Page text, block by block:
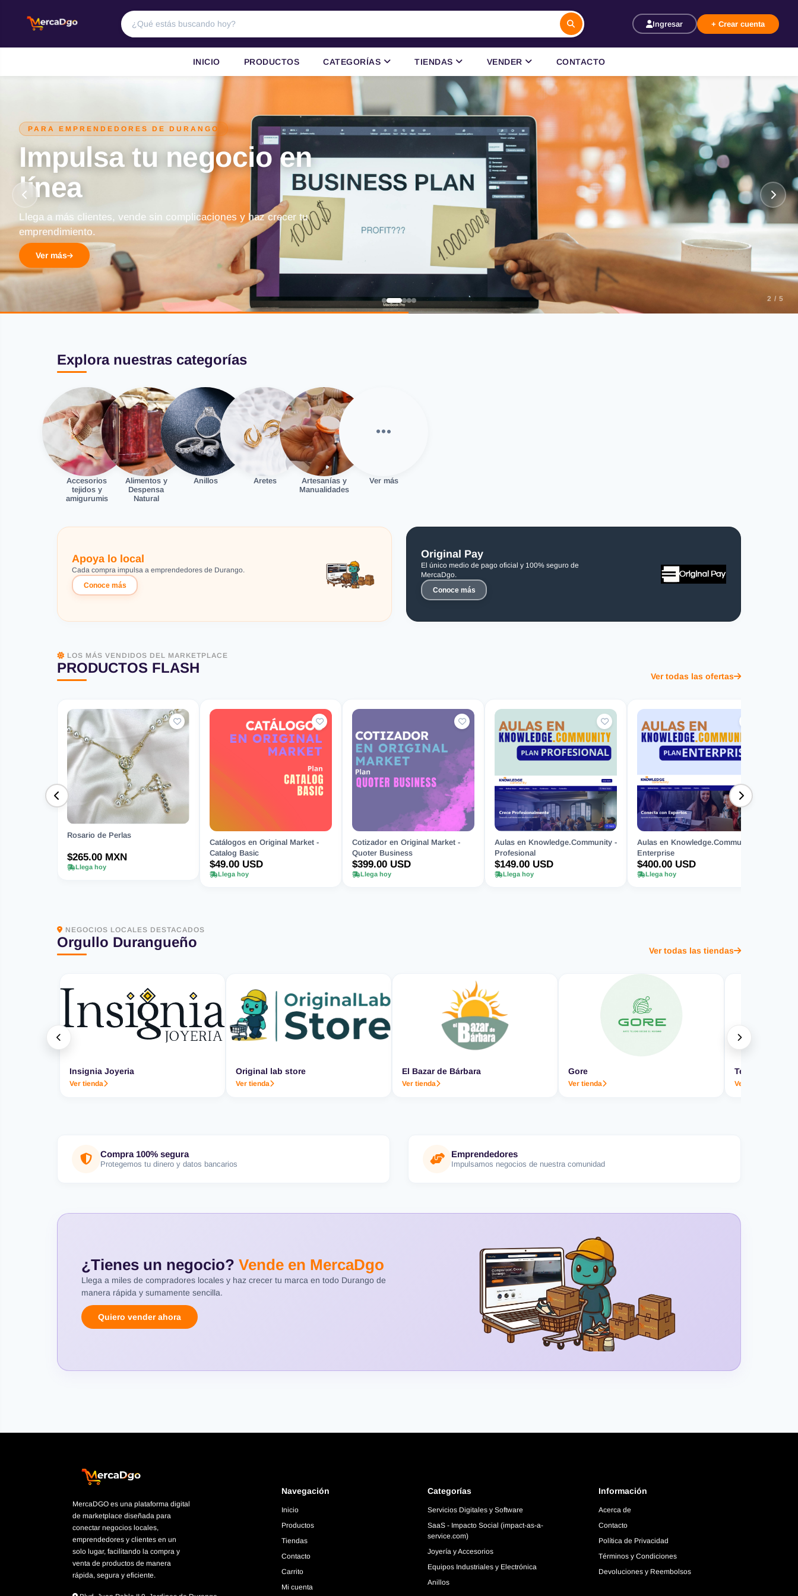
Ingresar + Crear cuenta
INICIO PRODUCTOS CATEGORÍAS TIENDAS VENDER CONTACTO
PARA EMPRENDEDORES DE DURANGO
Impulsa tu negocio en
línea
Llega a más clientes, vende sin complicaciones y haz crecer tu
emprendimiento.
Ver más
2 / 5
Explora nuestras categorías
Accesorios
tejidos y
amigurumis
Alimentos y
Despensa
Natural
Anillos Aretes
Artesanías y
Manualidades
Ver más
Apoya lo local
Cada compra impulsa a emprendedores de Durango.
Conoce más
Original Pay
El único medio de pago oficial y 100% seguro de
MercaDgo.
Conoce más
LOS MÁS VENDIDOS DEL MARKETPLACE
PRODUCTOS FLASH
Ver todas las ofertas
Rosario de Perlas
$265.00 MXN
Llega hoy
Catálogos en Original Market -
Catalog Basic
$49.00 USD
Llega hoy
Cotizador en Original Market -
Quoter Business
$399.00 USD
Llega hoy
Aulas en Knowledge.Community -
Profesional
$149.00 USD
Llega hoy
Aulas en Knowledge.Community -
Enterprise
$400.00 USD
Llega hoy
NEGOCIOS LOCALES DESTACADOS
Orgullo Durangueño
Ver todas las tiendas
Insignia Joyeria
Ver tienda
Original lab store
Ver tienda
El Bazar de Bárbara
Ver tienda
Gore
Ver tienda
Termo & Co.
Ver tienda
Compra 100% segura
Protegemos tu dinero y datos bancarios
Emprendedores
Impulsamos negocios de nuestra comunidad
¿Tienes un negocio? Vende en MercaDgo
Llega a miles de compradores locales y haz crecer tu marca en todo Durango de
manera rápida y sumamente sencilla.
Quiero vender ahora
MercaDGO es una plataforma digital
de marketplace diseñada para
conectar negocios locales,
emprendedores y clientes en un
solo lugar, facilitando la compra y
venta de productos de manera
rápida, segura y eficiente.
Navegación
Inicio
Productos
Tiendas
Contacto
Carrito
Mi cuenta
Categorías
Servicios Digitales y Software
SaaS - Impacto Social (impact-as-a-
service.com)
Joyería y Accesorios
Equipos Industriales y Electrónica
Anillos
Información
Acerca de
Contacto
Política de Privacidad
Términos y Condiciones
Devoluciones y Reembolsos